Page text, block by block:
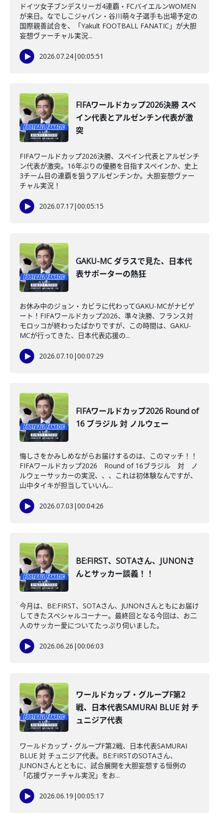
ドイツ女子ブンデスリーガ4連覇・FCバイエルンWOMEN
が来日。なでしこジャパン・谷川萌々子選手も出場予定の
国際親善試合を、「Yakult FOOTBALL FANATIC」が大胆
妄想ヴァーチャル実況...
2026.07.24|00:05:51
FIFAワールドカップ2026決勝 スペ
イン代表とアルゼンチン代表が激
突
FIFAワールドカップ2026決勝、スペイン代表とアルゼンチ
ン代表が激突。16年ぶりの優勝を目指すスペインか、史上
3チーム目の連覇を狙うアルゼンチンか。大胆妄想ヴァー
チャル実況！
2026.07.17|00:05:15
GAKU-MC ダラスで見た、日本代
表サポーターの熱狂
お休み中のジョン・カビラに代わってGAKU-MCがナビゲ
ート！FIFAワールドカップ2026、準々決勝、フランス対
モロッコが終わったばかりですが、この時間は、GAKU-
MCが行ってきた、日本代表応援の...
2026.07.10 |00:07:29
FIFAワールドカップ2026 Round of
16 ブラジル 対 ノルウェー
悔しさをかみしめながらお届けするのは、このマッチ！！
FIFAワールドカップ2026 Round of 16ブラジル 対 ノ
ルウェーサッカーの実況、、、これは初体験なんですが、
山中タイキが担当していいん...
2026.07.03 |00:04:26
BE:FIRST、SOTAさん、JUNONさ
んとサッカー談義！！
今月は、BE:FIRST、SOTAさん、JUNONさんともにお届け
してきたスペシャルコーナー。最終回となる今回は、お二
人のサッカー愛についてたっぷり伺いました。
2026.06.26 |00:06:03
ワールドカップ・グループF第2
戦、日本代表SAMURAI BLUE 対 チ
ュニジア代表
ワールドカップ・グループF第2戦、日本代表SAMURAI
BLUE 対 チュニジア代表。BE:FIRSTのSOTAさん、
JUNONさんとともに、試合展開を大胆妄想する恒例の
「応援ヴァーチャル実況」をお...
2026.06.19 |00:05:17